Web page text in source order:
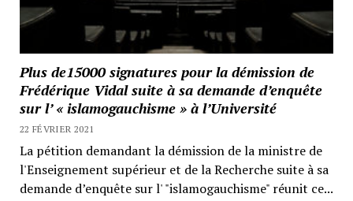
Plus de15000 signatures pour la démission de
Frédérique Vidal suite à sa demande d’enquête
sur l’ « islamogauchisme » à l’Université
22 FÉVRIER 2021
La pétition demandant la démission de la ministre de
l'Enseignement supérieur et de la Recherche suite à sa
demande d’enquête sur l' "islamogauchisme" réunit ce...